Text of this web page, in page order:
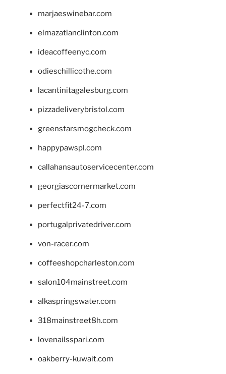
marjaeswinebar.com
elmazatlanclinton.com
ideacoffeenyc.com
odieschillicothe.com
lacantinitagalesburg.com
pizzadeliverybristol.com
greenstarsmogcheck.com
happypawspl.com
callahansautoservicecenter.com
georgiascornermarket.com
perfectfit24-7.com
portugalprivatedriver.com
von-racer.com
coffeeshopcharleston.com
salon104mainstreet.com
alkaspringswater.com
318mainstreet8h.com
lovenailsspari.com
oakberry-kuwait.com